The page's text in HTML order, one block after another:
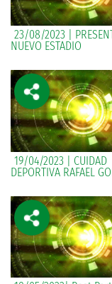
23/08/2023 |
NUEVO ESTADIO
19/04/2023 | CUIDAD
DEPORTIVA RAFAEL